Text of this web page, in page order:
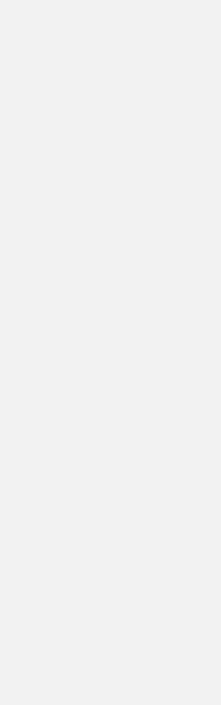
Umstieg aufs Elektroauto
Prozent, die eine direkte
die finanzielle Unterstützung
ist beliebter. Dies
59 Prozent der
ein weiteres
und im Betrieb clever laden
Nutzung von
der E-
sind sich nicht sicher, ob
der Befragten aus.
des Elektroautos.
dass die Haushalte mit
geschützt sind.
35 Prozent diese